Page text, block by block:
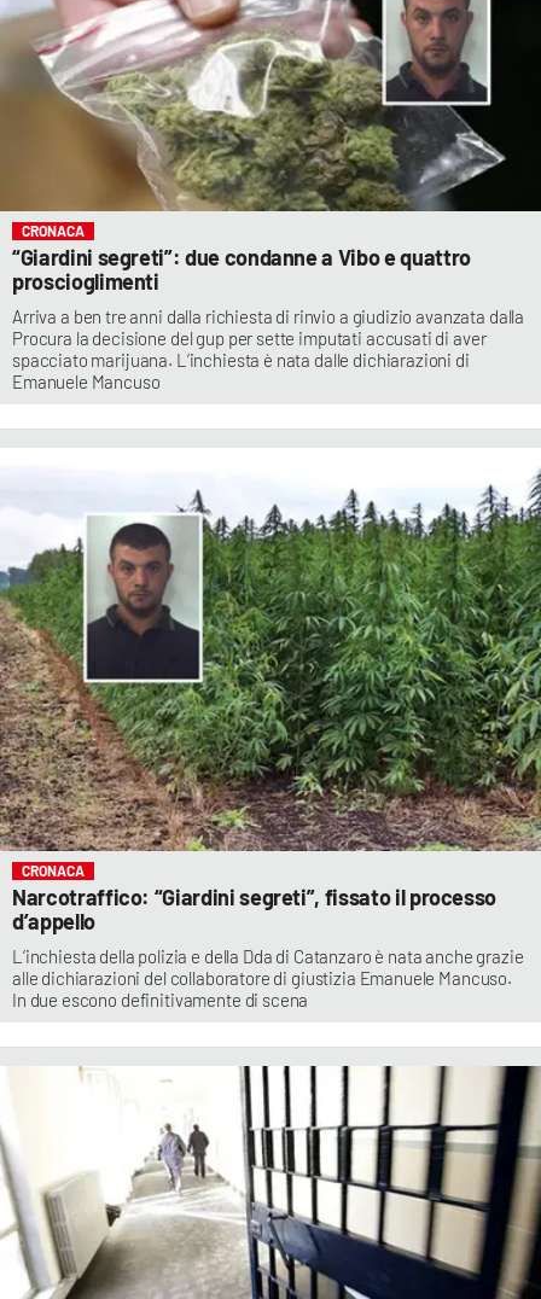
CRONACA
“Giardini segreti”: due condanne a Vibo e quattro
proscioglimenti
Arriva a ben tre anni dalla richiesta di rinvio a giudizio avanzata dalla
Procura la decisione del gup per sette imputati accusati di aver
spacciato marijuana. L’inchiesta è nata dalle dichiarazioni di
Emanuele Mancuso
CRONACA
Narcotraffico: “Giardini segreti”, fissato il processo
d’appello
L’inchiesta della polizia e della Dda di Catanzaro è nata anche grazie
alle dichiarazioni del collaboratore di giustizia Emanuele Mancuso.
In due escono definitivamente di scena